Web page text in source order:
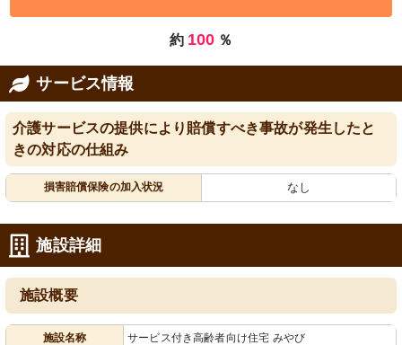
約 100 ％
サービス情報
介護サービスの提供により賠償すべき事故が発生したと
きの対応の仕組み
損害賠償保険の加入状況 なし
施設詳細
施設概要
施設名称 サービス付き高齢者向け住宅 みやび